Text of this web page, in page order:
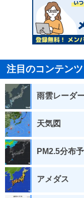
注目のコンテンツ
雨雲レーダ
天気図
PM2.5分布
アメダス